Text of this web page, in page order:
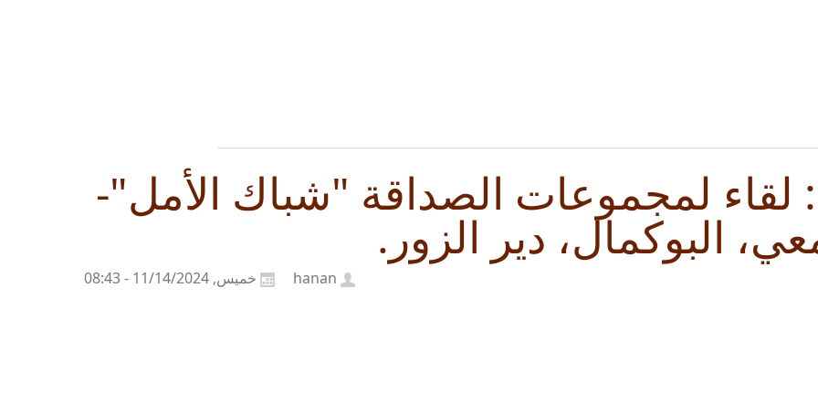
لمجموعات الصداقة "شباك الأمل"-
البوكمال، دير الزور.
خميس, 11/14/2024 - 08:43 hanan